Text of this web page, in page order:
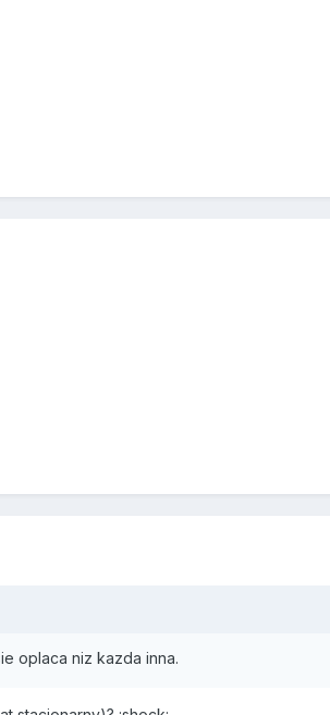
oplaca niz kazda inna.